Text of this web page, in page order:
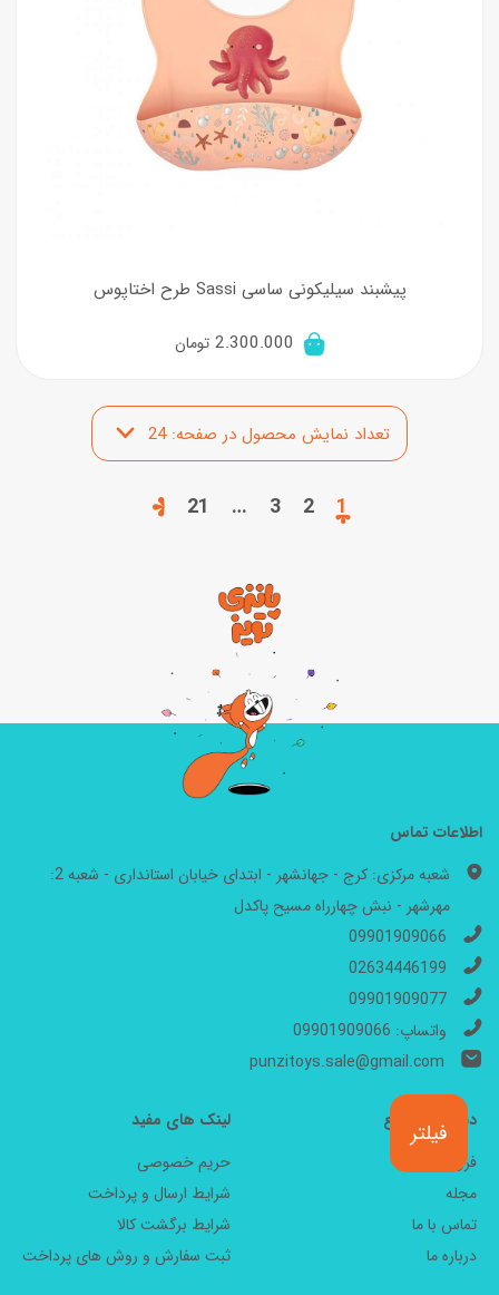
فیلتر
پیشبند سیلیکونی ساسی Sassi طرح اختاپوس
2.300.000 تومان
1
2
3
…
21
اطلاعات تماس
شعبه مرکزی: کرج - جهانشهر - ابتدای خیابان استانداری - شعبه 2:
مهرشهر - نبش چهارراه مسیح پاکدل
09901909066
02634446199
09901909077
واتساپ: 09901909066
punzitoys.sale@gmail.com
دسترسی سریع
فروشگاه
مجله
تماس با ما
درباره ما
لینک های مفید
حریم خصوصی
شرایط ارسال و پرداخت
شرایط برگشت کالا
ثبت سفارش و روش های پرداخت